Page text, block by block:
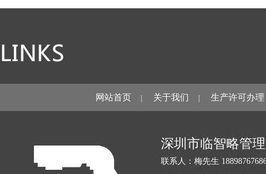
网站首页 关于我们 生产许可办理
深圳市临智略管
联系人：梅先生